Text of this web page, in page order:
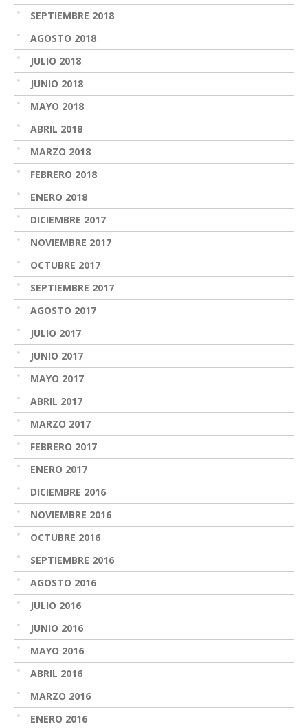
SEPTIEMBRE 2018
AGOSTO 2018
JULIO 2018
JUNIO 2018
MAYO 2018
ABRIL 2018
MARZO 2018
FEBRERO 2018
ENERO 2018
DICIEMBRE 2017
NOVIEMBRE 2017
OCTUBRE 2017
SEPTIEMBRE 2017
AGOSTO 2017
JULIO 2017
JUNIO 2017
MAYO 2017
ABRIL 2017
MARZO 2017
FEBRERO 2017
ENERO 2017
DICIEMBRE 2016
NOVIEMBRE 2016
OCTUBRE 2016
SEPTIEMBRE 2016
AGOSTO 2016
JULIO 2016
JUNIO 2016
MAYO 2016
ABRIL 2016
MARZO 2016
ENERO 2016